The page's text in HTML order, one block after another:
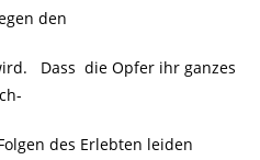
den
Dass die Opfer ihr ganzes
des Erlebten leiden